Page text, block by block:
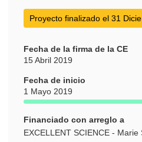
Proyecto finalizado el 31
Fecha de la firma de la CE
15 Abril 2019
Fecha de inicio
1 Mayo 2019
Financiado con arreglo a
EXCELLENT SCIENCE - Marie